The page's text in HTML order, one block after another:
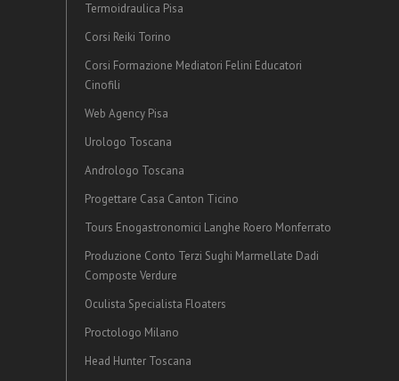
Termoidraulica Pisa
Corsi Reiki Torino
Corsi Formazione Mediatori Felini Educatori
Cinofili
Web Agency Pisa
Urologo Toscana
Andrologo Toscana
Progettare Casa Canton Ticino
Tours Enogastronomici Langhe Roero Monferrato
Produzione Conto Terzi Sughi Marmellate Dadi
Composte Verdure
Oculista Specialista Floaters
Proctologo Milano
Head Hunter Toscana